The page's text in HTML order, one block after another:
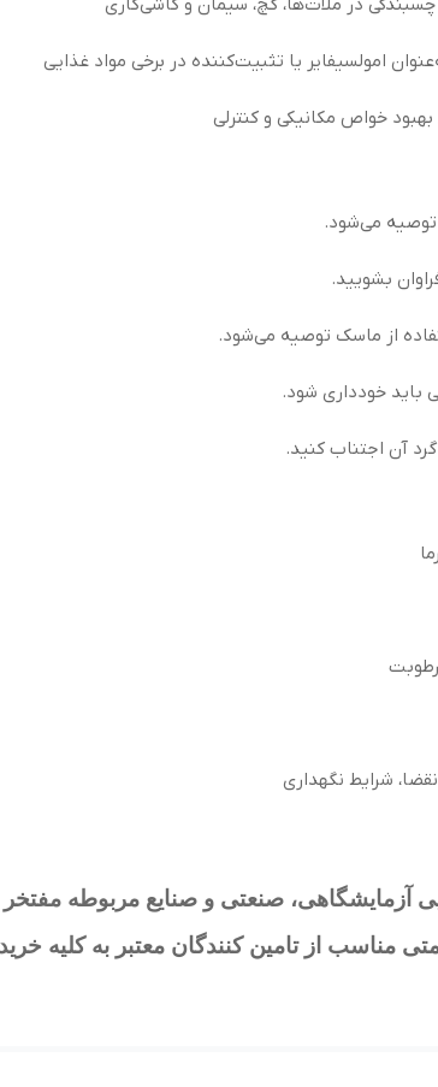
امولسیفایر یا تثبیت‌کننده در برخی مواد غذایی
خواص مکانیکی و کنترلی
می‌شود.
بشویید.
باید خودداری شود.
آن اجتناب کنید.
شرایط نگهداری
آزمایشگاهی، صنعتی و صنایع مربوطه
مناسب از تامین کنندگان معتبر به کلیه